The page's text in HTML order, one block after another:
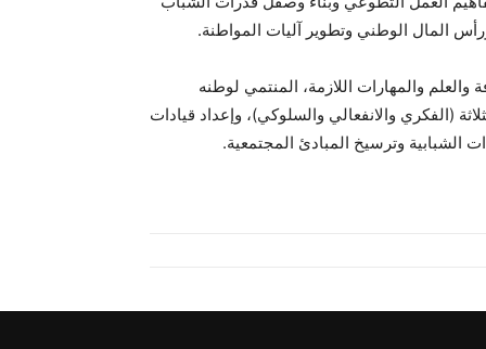
المال الوطني وتطوير آليات المواطنة.
والمهارات اللازمة، المنتمي لوطنه
(الفكري والانفعالي والسلوكي)، وإعداد قيادات
الشبابية وترسيخ المبادئ المجتمعية.